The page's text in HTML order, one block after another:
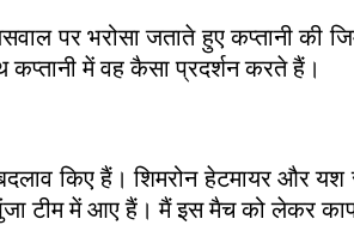
पर भरोसा जताते हुए कप्तानी की
में वह कैसा प्रदर्शन करते हैं।
किए हैं। शिमरोन हेटमायर और
टीम में आए हैं। मैं इस मैच को लेकर